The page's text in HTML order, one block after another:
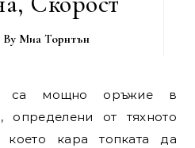
By Миа Торнтън
определени от тяхното
което кара топката да